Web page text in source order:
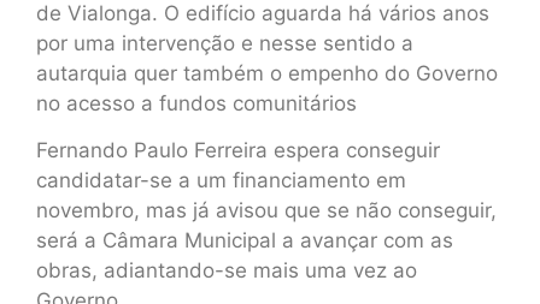
de Vialonga. O edifício aguarda há vários anos
por uma intervenção e nesse sentido a
autarquia quer também o empenho do Governo
no acesso a fundos comunitários
Fernando Paulo Ferreira espera conseguir
candidatar-se a um financiamento em
novembro, mas já avisou que se não conseguir,
será a Câmara Municipal a avançar com as
obras, adiantando-se mais uma vez ao